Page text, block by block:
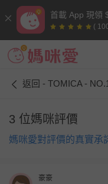
首載 App 現領
(
返回 - TOMICA -
3 位媽咪評價
媽咪愛對評價的真實承
豪豪